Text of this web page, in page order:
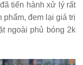
tiến hành xử lý rất
phẩm, đem lại giá trị
ngoài phủ bóng 2k